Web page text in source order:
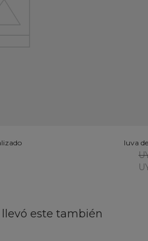
luva
este también